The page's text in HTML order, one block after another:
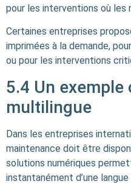
pour les interventions où les
Certaines entreprises
imprimées à la demande,
ou pour les interventions
5.4 Un
multilingue
Dans les entreprises
maintenance doit être
solutions numériques
instantanément d’une